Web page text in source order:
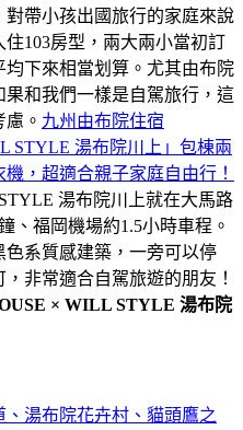
帶小孩出國旅行的家庭來說
103房型，兩大兩小當初訂
下來相當划算。尤其由布院
和我們一樣是自駕旅行，這
。 九州由布院住宿
STYLE 湯布院川上」包棟兩
，超適合親子家庭自由行！
湯布院川上就在大馬路
、福岡機場約1.5小時車程。
系質感建築，一旁可以停
非常適合自駕旅遊的朋友！
× WILL STYLE 湯布院
湯布院花卉村、貓頭鷹之